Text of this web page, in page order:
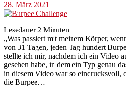
28. März 2021
Lesedauer 2 Minuten
„Was passiert mit meinem Körper,
von 31 Tagen, jeden Tag hundert
stellte ich mir, nachdem ich ein Video
gesehen habe, in dem ein Typ genau
in diesem Video war so eindrucksvoll,
die Burpee…